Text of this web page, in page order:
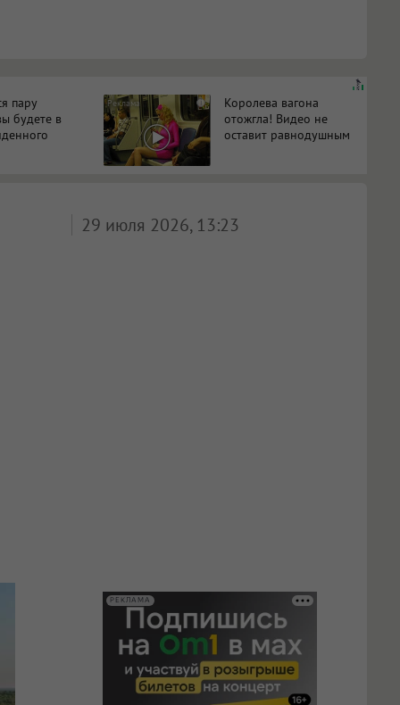
пару
будете в
i
Королева вагона
отожгла! Видео не
оставит равнодушным
29 июля 2026, 13:23
РЕКЛАМА